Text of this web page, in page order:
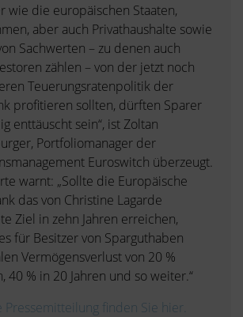
wie die europäischen Staaten,
aber auch Privathaushalte sowie
Sachwerten – zu denen auch
zählen – von der jetzt noch
Teuerungsratenpolitik der
profitieren sollten, dürften Sparer
enttäuscht sein“, ist Zoltan
Portfoliomanager der
Euroswitch überzeugt.
warnt: „Sollte die Europäische
das von Christine Lagarde
Ziel in zehn Jahren erreichen,
für Besitzer von Sparguthaben
Vermögensverlust von 20 %
40 % in 20 Jahren und so weiter.“
Pressemitteilung finden Sie hier.